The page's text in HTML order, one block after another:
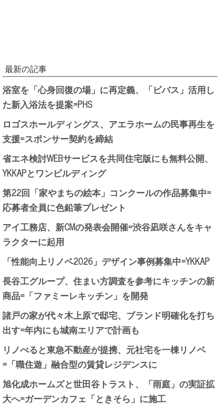
最新の記事
浴室を「心身回復の場」に再定義、「ビバス」活用し
た新入浴法を提案=PHS
ロゴスホールディングス、アエラホームの民事再生を
支援=スポンサー契約を締結
省エネ検討WEBサービスを共同住宅版にも無料公開、
YKKAPとワンビルディング
第22回「家やまちの絵本」コンクールの作品募集中=
応募者全員に色鉛筆プレゼント
アイ工務店、新CMの発表会開催=渋谷凪咲さんをキャ
ラクターに起用
「性能向上リノベ2026」デザイン事例募集中=YKKAP
長谷工グループ、住まい方調査を参考にキッチンの新
商品=「ファミーレキッチン」を開発
諸戸の家が代々木上原で邸宅、ブランド明確化を打ち
出す=年内にも城南エリアで計画も
リノべると東急不動産が提携、元社宅を一棟リノベ
=「職住遊」融合型の賃貸レジデンスに
旭化成ホームズと世田谷トラスト、「雨庭」の実証拡
大へ=ガーデンカフェ「ときそら」に施工